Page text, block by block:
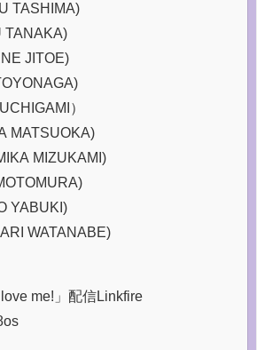
TASHIMA)
JITOE)
）
MATSUOKA)
MIZUKAMI)
YABUKI)
WATANABE)
me!」配信Linkfire